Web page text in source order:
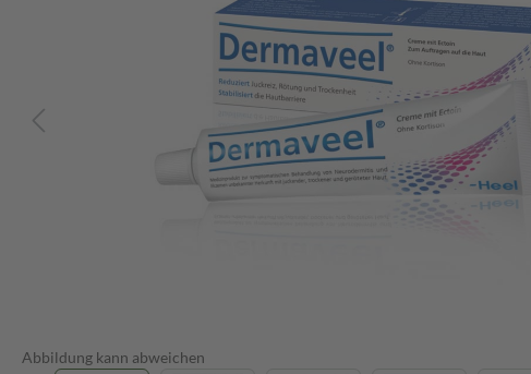
Abbildung kann abweichen